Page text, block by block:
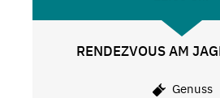
RENDEZVOUS AM
Genuss